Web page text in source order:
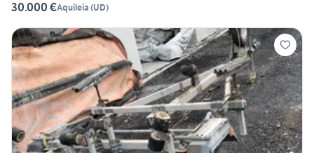
30.000 €Aquileia (UD)